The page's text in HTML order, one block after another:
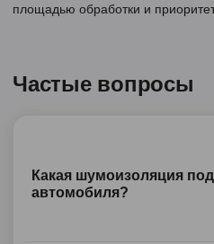
площадью обработки и
Частые вопросы
Какая шумоизоляция
автомобиля?